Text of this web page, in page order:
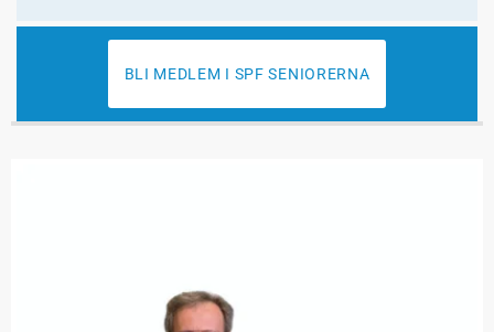
BLI MEDLEM I SPF SENIORERNA